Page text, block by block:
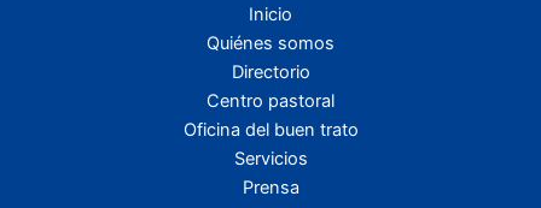
Inicio
Quiénes somos
Directorio
Centro pastoral
Oficina del buen trato
Servicios
Prensa